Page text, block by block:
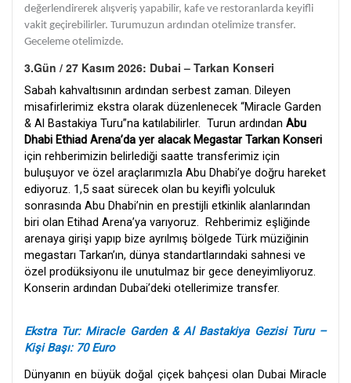
değerlendirerek alışveriş yapabilir, kafe ve restoranlarda keyifli
vakit geçirebilirler. Turumuzun ardından otelimize transfer.
Geceleme otelimizde.
3.Gün / 27 Kasım 2026: Dubai – Tarkan Konseri
Sabah kahvaltısının ardından serbest zaman. Dileyen
misafirlerimiz ekstra olarak düzenlenecek “Miracle Garden
& Al Bastakiya Turu”na katılabilirler. Turun ardından Abu
Dhabi Ethiad Arena’da yer alacak Megastar Tarkan Konseri
için rehberimizin belirlediği saatte transferimiz için
buluşuyor ve özel araçlarımızla Abu Dhabi’ye doğru hareket
ediyoruz. 1,5 saat sürecek olan bu keyifli yolculuk
sonrasında Abu Dhabi’nin en prestijli etkinlik alanlarından
biri olan Etihad Arena’ya varıyoruz. Rehberimiz eşliğinde
arenaya girişi yapıp bize ayrılmış bölgede Türk müziğinin
megastarı Tarkan’ın, dünya standartlarındaki sahnesi ve
özel prodüksiyonu ile unutulmaz bir gece deneyimliyoruz.
Konserin ardından Dubai’deki otellerimize transfer.
Ekstra Tur: Miracle Garden & Al Bastakiya Gezisi Turu –
Kişi Başı: 70 Euro
Dünyanın en büyük doğal çiçek bahçesi olan Dubai Miracle